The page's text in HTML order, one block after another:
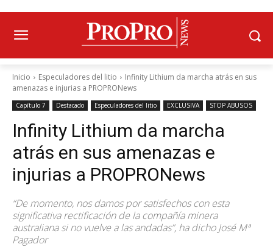
Inicio Especuladores del litio
Infinity Lithium da marcha atrás en sus
amenazas e injurias a PROPRONews
Capítulo 7 Destacado Especuladores del litio EXCLUSIVA STOP ABUSOS
Infinity Lithium da marcha
atrás en sus amenazas e
injurias a PROPRONews
“De momento, nos damos por satisfechos con esta
significativa rectificación de la compañía minera
australiana si no vuelve a las andadas”, ha dicho José Mª
Pagador